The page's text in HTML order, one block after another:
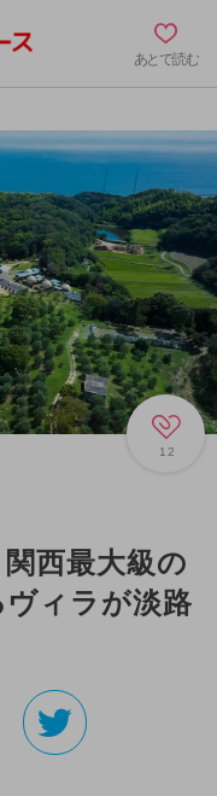
あとで読む
12
西最大級の
ィラが淡路